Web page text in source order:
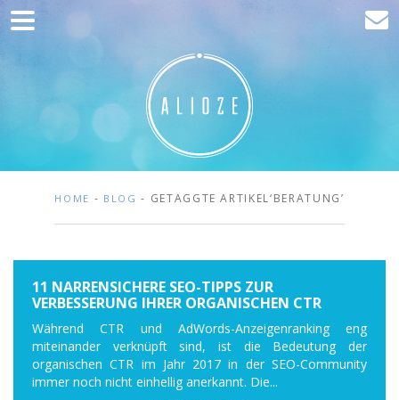
Home
Entwicklung
HOME - BLOG - GETAGGTE ARTIKEL‘BERATUNG’
11 NARRENSICHERE SEO-TIPPS ZUR
VERBESSERUNG IHRER ORGANISCHEN CTR
Während CTR und AdWords-Anzeigenranking eng
miteinander verknüpft sind, ist die Bedeutung der
organischen CTR im Jahr 2017 in der SEO-Community
immer noch nicht einhellig anerkannt. Die...